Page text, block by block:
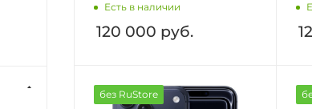
Есть в наличии
120 000 руб.
без RuStore